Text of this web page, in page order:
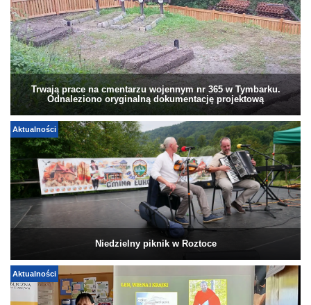
Trwają prace na cmentarzu wojennym nr 365 w Tymbarku.
Odnaleziono oryginalną dokumentację projektową
Aktualności
Niedzielny piknik w Roztoce
Aktualności